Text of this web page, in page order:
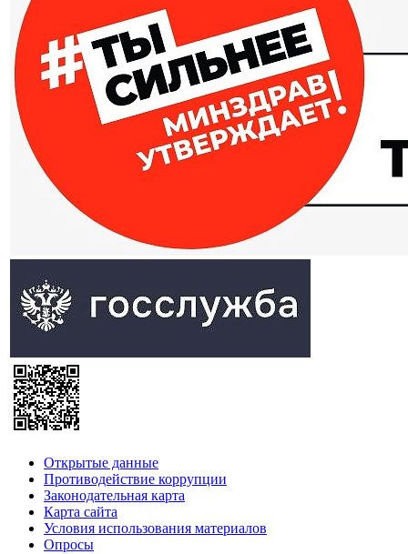
Открытые данные
Противодействие коррупции
Законодательная карта
Карта сайта
Условия использования материалов
Опросы